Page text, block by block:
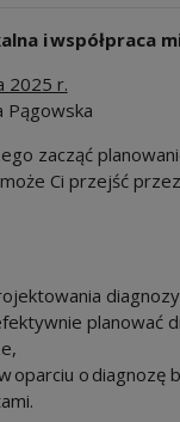
i współpraca
2025 r.
Pągowska
zacząć
Ci przejść
planować
oparciu o